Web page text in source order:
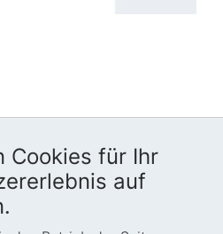
Cookies für Ihr
auf